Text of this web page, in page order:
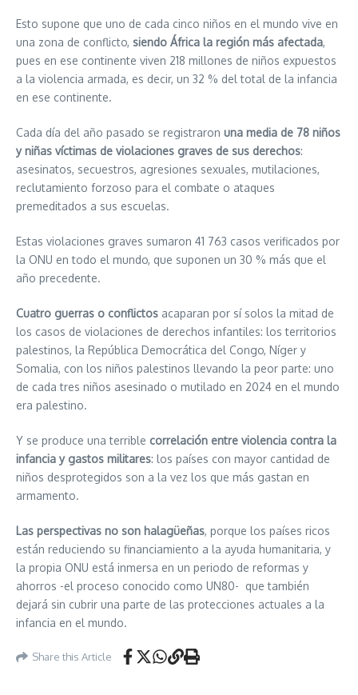
Esto supone que uno de cada cinco niños en el mundo vive en
una zona de conflicto, siendo África la región más afectada,
pues en ese continente viven 218 millones de niños expuestos
a la violencia armada, es decir, un 32 % del total de la infancia
en ese continente.
Cada día del año pasado se registraron una media de 78 niños
y niñas víctimas de violaciones graves de sus derechos:
asesinatos, secuestros, agresiones sexuales, mutilaciones,
reclutamiento forzoso para el combate o ataques
premeditados a sus escuelas.
Estas violaciones graves sumaron 41 763 casos verificados por
la ONU en todo el mundo, que suponen un 30 % más que el
año precedente.
Cuatro guerras o conflictos acaparan por sí solos la mitad de
los casos de violaciones de derechos infantiles: los territorios
palestinos, la República Democrática del Congo, Níger y
Somalia, con los niños palestinos llevando la peor parte: uno
de cada tres niños asesinado o mutilado en 2024 en el mundo
era palestino.
Y se produce una terrible correlación entre violencia contra la
infancia y gastos militares: los países con mayor cantidad de
niños desprotegidos son a la vez los que más gastan en
armamento.
Las perspectivas no son halagüeñas, porque los países ricos
están reduciendo su financiamiento a la ayuda humanitaria, y
la propia ONU está inmersa en un periodo de reformas y
ahorros -el proceso conocido como UN80- que también
dejará sin cubrir una parte de las protecciones actuales a la
infancia en el mundo.
Share this Article